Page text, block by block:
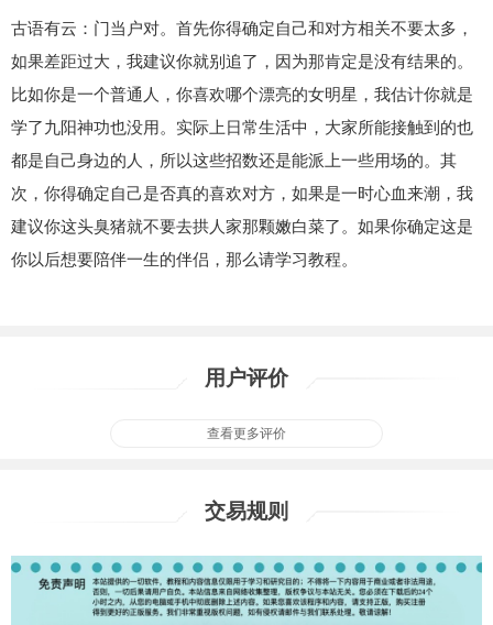
古语有云：门当户对。首先你得确定自己和对方相关不要太多，
如果差距过大，我建议你就别追了，因为那肯定是没有结果的。
比如你是一个普通人，你喜欢哪个漂亮的女明星，我估计你就是
学了九阳神功也没用。实际上日常生活中，大家所能接触到的也
都是自己身边的人，所以这些招数还是能派上一些用场的。其
次，你得确定自己是否真的喜欢对方，如果是一时心血来潮，我
建议你这头臭猪就不要去拱人家那颗嫩白菜了。如果你确定这是
你以后想要陪伴一生的伴侣，那么请学习教程。
用户评价
查看更多评价
交易规则